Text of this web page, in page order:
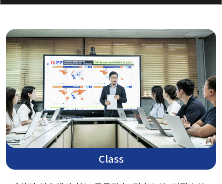
Class
비전과 목표
교수진
교직원
졸업생 진로 현황
전화 및 위치안내
입학안내